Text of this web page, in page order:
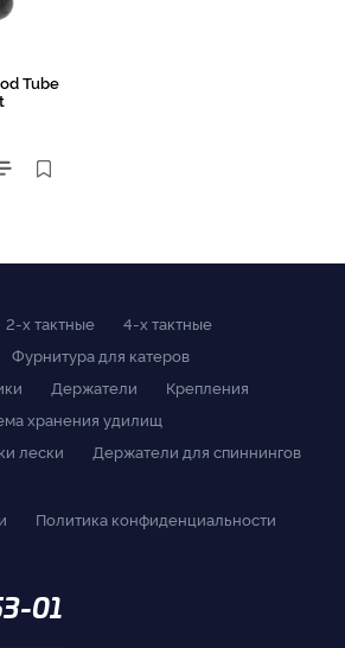
Tube
2-x тактные
4-x тактные
Фурнитура для катеров
Держатели
Крепления
хранения удилищ
лески
Держатели для спиннингов
Политика конфиденциальности
01